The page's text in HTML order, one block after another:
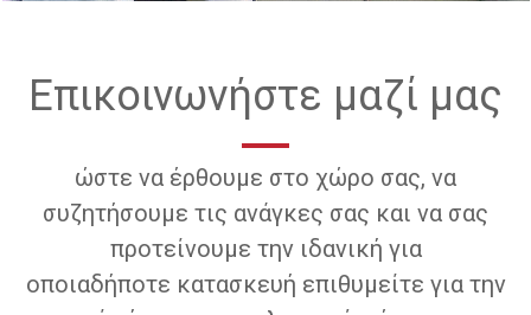
Επικοινωνήστε μαζί μας
ώστε να έρθουμε στο χώρο σας, να
συζητήσουμε τις ανάγκες σας και να σας
προτείνουμε την ιδανική για
οποιαδήποτε κατασκευή επιθυμείτε για την